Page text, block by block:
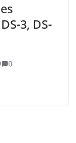
3, DS-
0